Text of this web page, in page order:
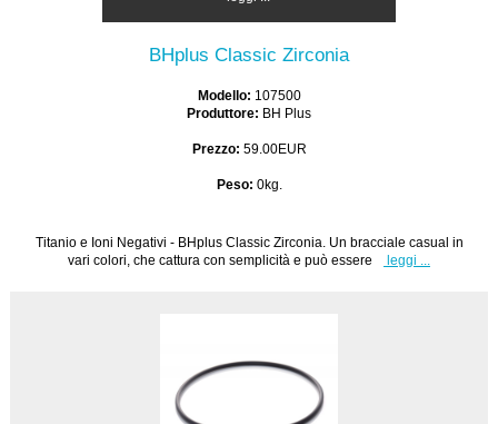
BHplus Classic Zirconia
Modello: 107500
Produttore: BH Plus
Prezzo: 59.00EUR
Peso: 0kg.
Titanio e Ioni Negativi - BHplus Classic Zirconia. Un bracciale casual in
vari colori, che cattura con semplicità e può essere
leggi ...